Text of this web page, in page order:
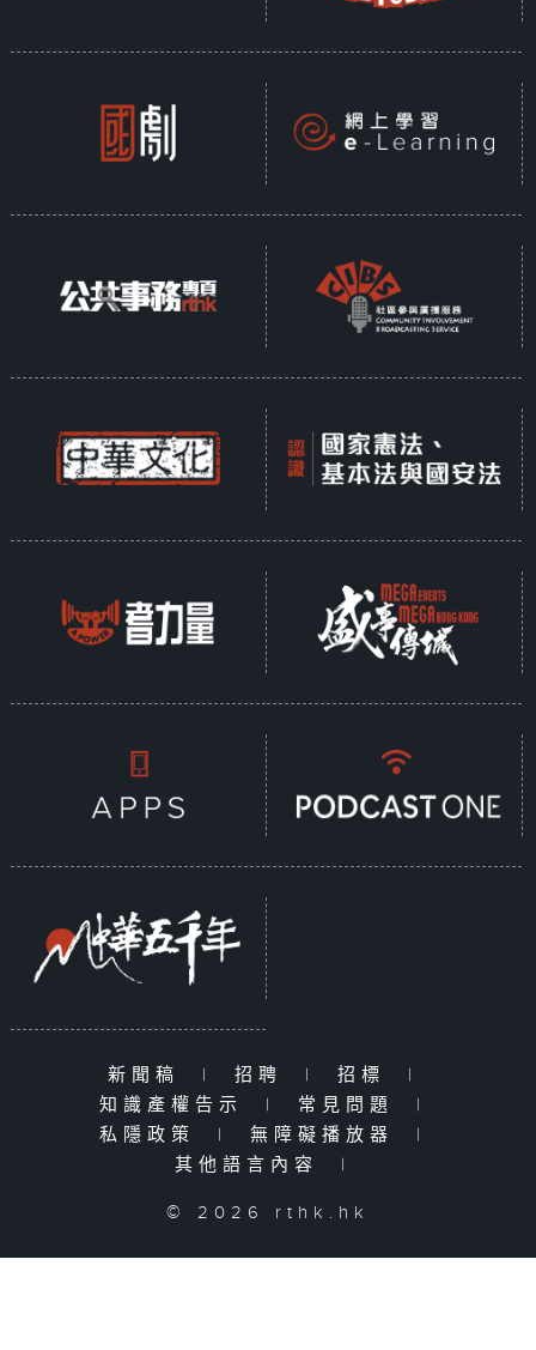
新聞稿 | 招聘 | 招標
|
知識產權告示
| 常見問題
|
私隱政策
| 無障礙播放器
|
其他語言內容
|
© 2026 rthk.hk